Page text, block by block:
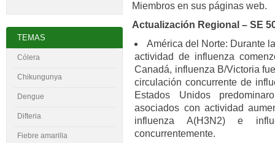
Miembros en sus páginas web.
Actualización Regional – SE
América del Norte: Durante
actividad de influenza
Canadá, influenza B/Victoria
circulación concurrente de
Estados Unidos
asociados con actividad
influenza A(H3N2) e
concurrentemente.
TEMAS
Cólera
Chikungunya
Dengue
Difteria
Fiebre amarilla